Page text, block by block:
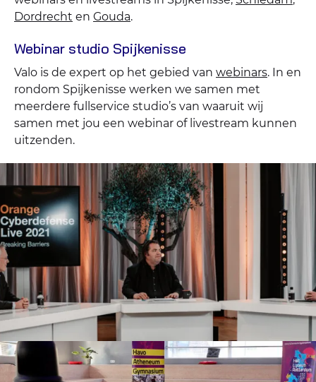
Dordrecht en Gouda.
Webinar studio Spijkenisse
Valo is de expert op het gebied van webinars. In en
rondom Spijkenisse werken we samen met
meerdere fullservice studio’s van waaruit wij
samen met jou een webinar of livestream kunnen
uitzenden.